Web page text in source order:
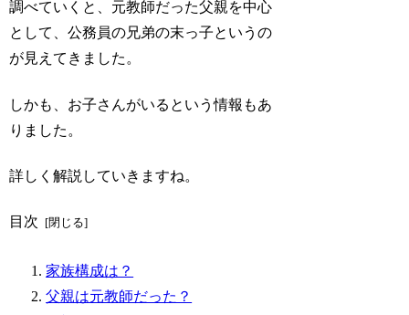
調べていくと、元教師だった父親を中心
として、公務員の兄弟の末っ子というの
が見えてきました。
しかも、 お子さんがいる という情報もあ
りました。
詳しく解説していきますね。
目次
家族構成は？
父親は元教師だった？